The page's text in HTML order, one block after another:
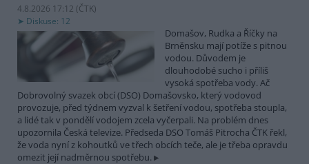
4.8.2026 17:12 (ČTK)
Diskuse: 12
Domašov, Rudka a Říčky na
Brněnsku mají potíže s pitnou
vodou. Důvodem je
dlouhodobé sucho i příliš
vysoká spotřeba vody. Ač
Dobrovolný svazek obcí (DSO) Domašovsko, který vodovod
provozuje, před týdnem vyzval k šetření vodou, spotřeba stoupla,
a lidé tak v pondělí vodojem zcela vyčerpali. Na problém dnes
upozornila Česká televize. Předseda DSO Tomáš Pitrocha ČTK řekl,
že voda nyní z kohoutků ve třech obcích teče, ale je třeba opravdu
omezit její nadměrnou spotřebu.